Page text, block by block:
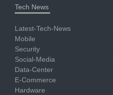
Tech News
Latest-Tech-News
Mobile
Security
Social-Media
Data-Center
E-Commerce
Hardware